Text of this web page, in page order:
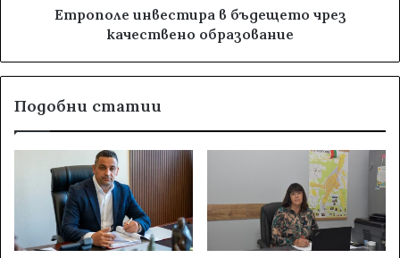
Етрополе инвестира в бъдещето чрез
качествено образование
Подобни статии